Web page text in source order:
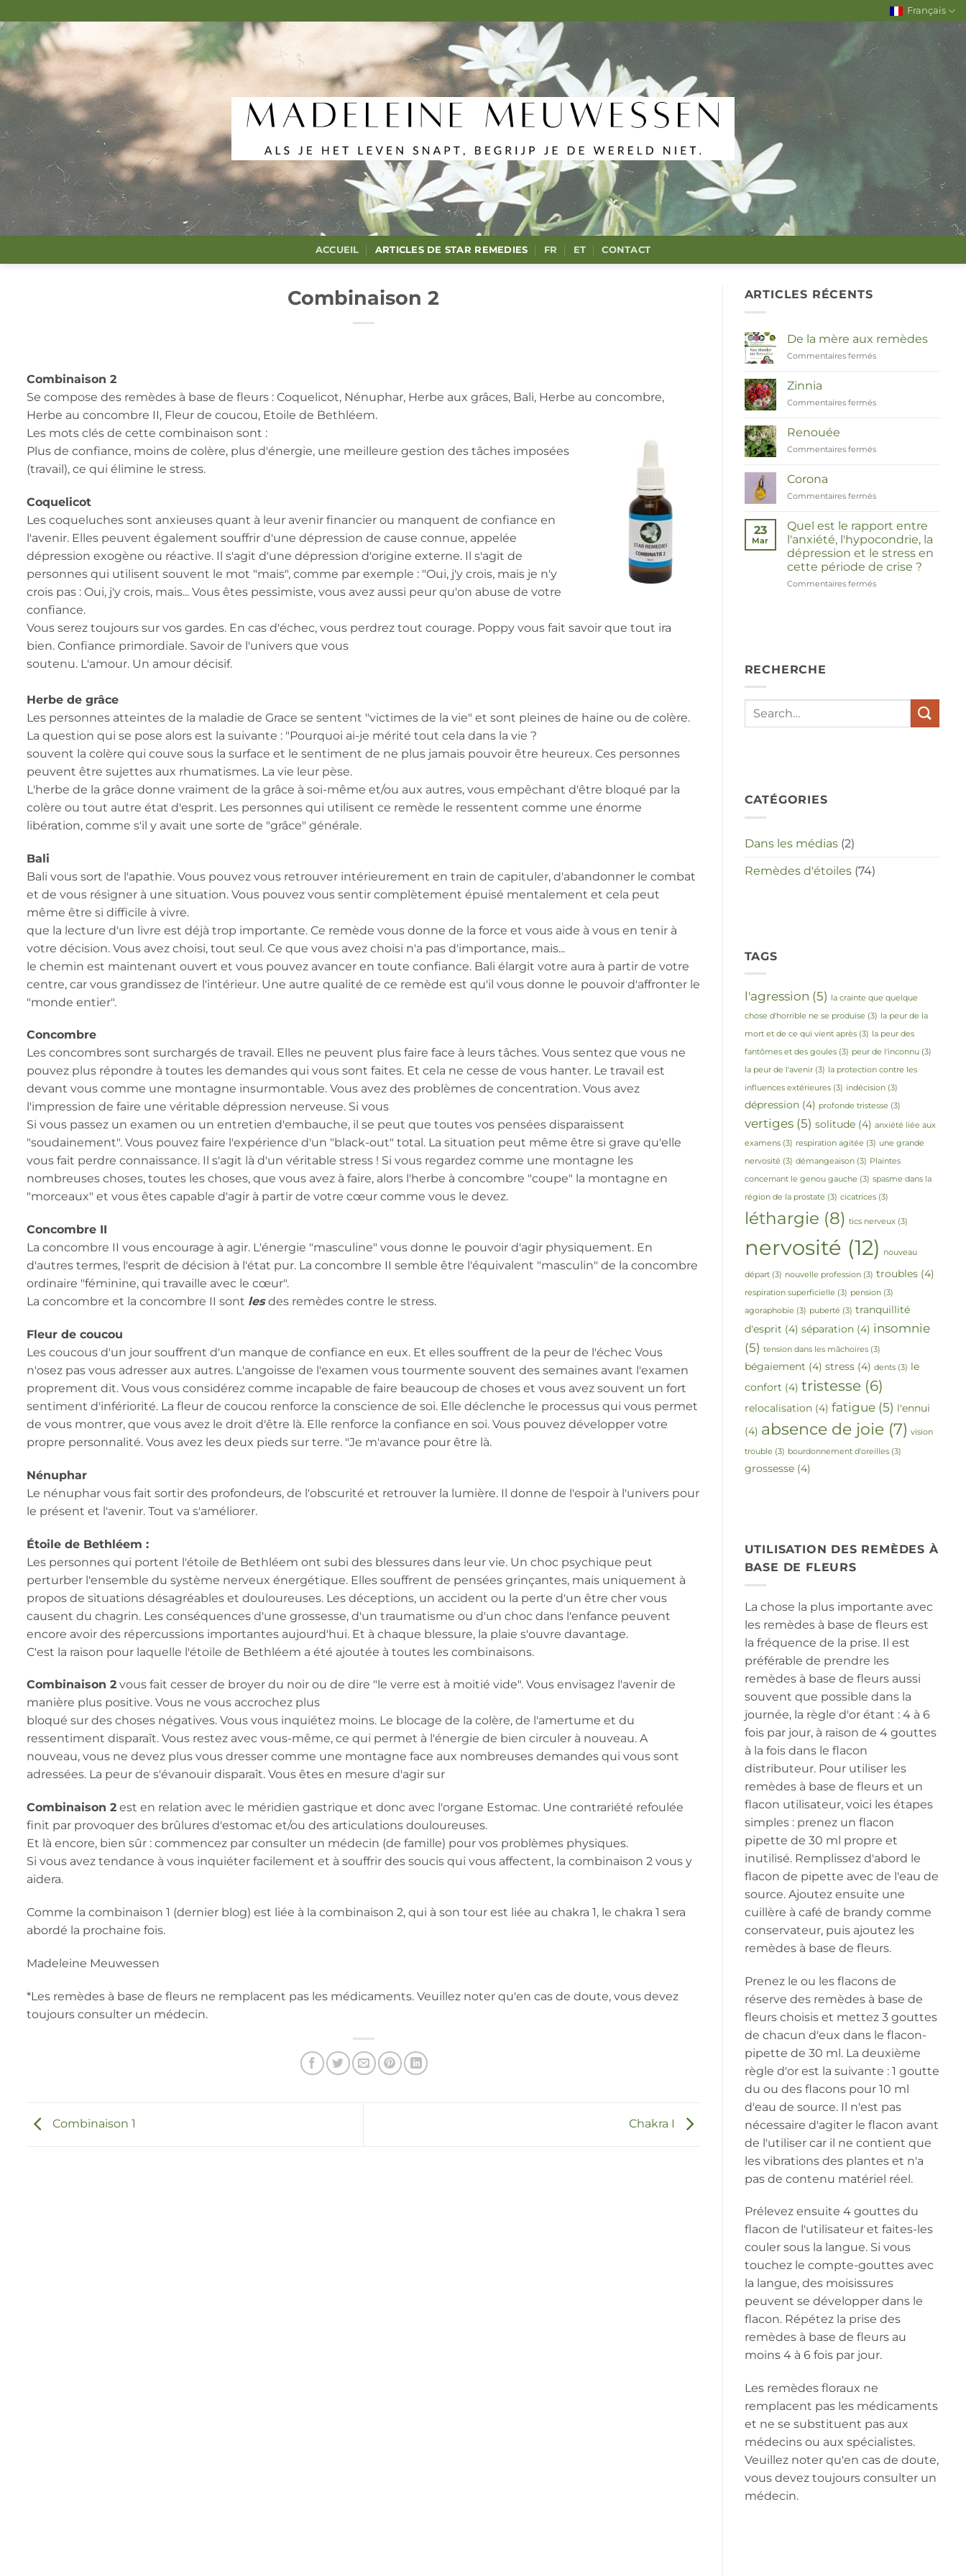
au
contenu
Français
ACCUEIL ARTICLES DE STAR REMEDIES FR ET CONTACT
Combinaison 2
Combinaison 2
Se compose des remèdes à base de fleurs : Coquelicot, Nénuphar, Herbe aux grâces, Bali, Herbe au concombre,
Herbe au concombre II, Fleur de coucou, Etoile de Bethléem.
Les mots clés de cette combinaison sont :
Plus de confiance, moins de colère, plus d'énergie, une meilleure gestion des tâches imposées
(travail), ce qui élimine le stress.
Coquelicot
Les coqueluches sont anxieuses quant à leur avenir financier ou manquent de confiance en
l'avenir. Elles peuvent également souffrir d'une dépression de cause connue, appelée
dépression exogène ou réactive. Il s'agit d'une dépression d'origine externe. Il s'agit de
personnes qui utilisent souvent le mot "mais", comme par exemple : "Oui, j'y crois, mais je n'y
crois pas : Oui, j'y crois, mais... Vous êtes pessimiste, vous avez aussi peur qu'on abuse de votre
confiance.
Vous serez toujours sur vos gardes. En cas d'échec, vous perdrez tout courage. Poppy vous fait savoir que tout ira
bien. Confiance primordiale. Savoir de l'univers que vous
soutenu. L'amour. Un amour décisif.
Herbe de grâce
Les personnes atteintes de la maladie de Grace se sentent "victimes de la vie" et sont pleines de haine ou de colère.
La question qui se pose alors est la suivante : "Pourquoi ai-je mérité tout cela dans la vie ?
souvent la colère qui couve sous la surface et le sentiment de ne plus jamais pouvoir être heureux. Ces personnes
peuvent être sujettes aux rhumatismes. La vie leur pèse.
L'herbe de la grâce donne vraiment de la grâce à soi-même et/ou aux autres, vous empêchant d'être bloqué par la
colère ou tout autre état d'esprit. Les personnes qui utilisent ce remède le ressentent comme une énorme
libération, comme s'il y avait une sorte de "grâce" générale.
Bali
Bali vous sort de l'apathie. Vous pouvez vous retrouver intérieurement en train de capituler, d'abandonner le combat
et de vous résigner à une situation. Vous pouvez vous sentir complètement épuisé mentalement et cela peut
même être si difficile à vivre.
que la lecture d'un livre est déjà trop importante. Ce remède vous donne de la force et vous aide à vous en tenir à
votre décision. Vous avez choisi, tout seul. Ce que vous avez choisi n'a pas d'importance, mais...
le chemin est maintenant ouvert et vous pouvez avancer en toute confiance. Bali élargit votre aura à partir de votre
centre, car vous grandissez de l'intérieur. Une autre qualité de ce remède est qu'il vous donne le pouvoir d'affronter le
"monde entier".
Concombre
Les concombres sont surchargés de travail. Elles ne peuvent plus faire face à leurs tâches. Vous sentez que vous ne
pouvez plus répondre à toutes les demandes qui vous sont faites. Et cela ne cesse de vous hanter. Le travail est
devant vous comme une montagne insurmontable. Vous avez des problèmes de concentration. Vous avez
l'impression de faire une véritable dépression nerveuse. Si vous
Si vous passez un examen ou un entretien d'embauche, il se peut que toutes vos pensées disparaissent
"soudainement". Vous pouvez faire l'expérience d'un "black-out" total. La situation peut même être si grave qu'elle
vous fait perdre connaissance. Il s'agit là d'un véritable stress ! Si vous regardez comme une montagne les
nombreuses choses, toutes les choses, que vous avez à faire, alors l'herbe à concombre "coupe" la montagne en
"morceaux" et vous êtes capable d'agir à partir de votre cœur comme vous le devez.
Concombre II
La concombre II vous encourage à agir. L'énergie "masculine" vous donne le pouvoir d'agir physiquement. En
d'autres termes, l'esprit de décision à l'état pur. La concombre II semble être l'équivalent "masculin" de la concombre
ordinaire "féminine, qui travaille avec le cœur".
La concombre et la concombre II sont lesdes remèdes contre le stress.
Fleur de coucou
Les coucous d'un jour souffrent d'un manque de confiance en eux. Et elles souffrent de la peur de l'échec Vous
n'osez pas vous adresser aux autres. L'angoisse de l'examen vous tourmente souvent des semaines avant l'examen
proprement dit. Vous vous considérez comme incapable de faire beaucoup de choses et vous avez souvent un fort
sentiment d'infériorité. La fleur de coucou renforce la conscience de soi. Elle déclenche le processus qui vous permet
de vous montrer, que vous avez le droit d'être là. Elle renforce la confiance en soi. Vous pouvez développer votre
propre personnalité. Vous avez les deux pieds sur terre. "Je m'avance pour être là.
Nénuphar
Le nénuphar vous fait sortir des profondeurs, de l'obscurité et retrouver la lumière. Il donne de l'espoir à l'univers pour
le présent et l'avenir. Tout va s'améliorer.
Étoile de Bethléem :
Les personnes qui portent l'étoile de Bethléem ont subi des blessures dans leur vie. Un choc psychique peut
perturber l'ensemble du système nerveux énergétique. Elles souffrent de pensées grinçantes, mais uniquement à
propos de situations désagréables et douloureuses. Les déceptions, un accident ou la perte d'un être cher vous
causent du chagrin. Les conséquences d'une grossesse, d'un traumatisme ou d'un choc dans l'enfance peuvent
encore avoir des répercussions importantes aujourd'hui. Et à chaque blessure, la plaie s'ouvre davantage.
C'est la raison pour laquelle l'étoile de Bethléem a été ajoutée à toutes les combinaisons.
Combinaison 2 vous fait cesser de broyer du noir ou de dire "le verre est à moitié vide". Vous envisagez l'avenir de
manière plus positive. Vous ne vous accrochez plus
bloqué sur des choses négatives. Vous vous inquiétez moins. Le blocage de la colère, de l'amertume et du
ressentiment disparaît. Vous restez avec vous-même, ce qui permet à l'énergie de bien circuler à nouveau. A
nouveau, vous ne devez plus vous dresser comme une montagne face aux nombreuses demandes qui vous sont
adressées. La peur de s'évanouir disparaît. Vous êtes en mesure d'agir sur
Combinaison 2 est en relation avec le méridien gastrique et donc avec l'organe Estomac. Une contrariété refoulée
finit par provoquer des brûlures d'estomac et/ou des articulations douloureuses.
Et là encore, bien sûr : commencez par consulter un médecin (de famille) pour vos problèmes physiques.
Si vous avez tendance à vous inquiéter facilement et à souffrir des soucis qui vous affectent, la combinaison 2 vous y
aidera.
Comme la combinaison 1 (dernier blog) est liée à la combinaison 2, qui à son tour est liée au chakra 1, le chakra 1 sera
abordé la prochaine fois.
Madeleine Meuwessen
*Les remèdes à base de fleurs ne remplacent pas les médicaments. Veuillez noter qu'en cas de doute, vous devez
toujours consulter un médecin.
Combinaison 1 Chakra I
ARTICLES RÉCENTS
De la mère aux remèdes
Commentaires ferméssur
Remedies
Zinnia
Commentaires ferméssur
Renouée
Commentaires ferméssur
Corona
Commentaires ferméssur
23
Mar
Quel est le rapport entre
l'anxiété, l'hypocondrie, la
dépression et le stress en
cette période de crise ?
Commentaires ferméssur
in
RECHERCHE
CATÉGORIES
Dans les médias(2)
Remèdes d'étoiles(74)
TAGS
l'agression (5)
la crainte que quelque
chose d'horrible ne se produise (3)
la peur de la
mort et de ce qui vient après(3)
la peur des
fantômes et des goules(3) peur de l'inconnu(3)
la peur de l'avenir(3)
la protection contre les
influences extérieures(3) indécision(3)
dépression(4) profonde tristesse (3)
vertiges(5) solitude(4) anxiété liée aux
examens(3) respiration agitée (3) une grande
nervosité (3) démangeaison(3) Plaintes
concernant le genou gauche (3) spasme dans la
région de la prostate (3) cicatrices(3)
léthargie (8) tics nerveux(3)
nervosité (12) nouveau
départ(3) nouvelle profession(3) troubles(4)
respiration superficielle (3) pension(3)
agoraphobie (3) puberté (3) tranquillité
d'esprit (4) séparation(4) insomnie
(5) tension dans les mâchoires(3)
bégaiement (4) stress(4) dents(3) le
confort (4) tristesse(6)
relocalisation(4) fatigue(5) l'ennui
(4) absence de joie(7) vision
trouble (3) bourdonnement d'oreilles(3)
grossesse(4)
UTILISATION DES REMÈDES À
BASE DE FLEURS
La chose la plus importante avec
les remèdes à base de fleurs est
la fréquence de la prise. Il est
préférable de prendre les
remèdes à base de fleurs aussi
souvent que possible dans la
journée, la règle d'or étant : 4 à 6
fois par jour, à raison de 4 gouttes
à la fois dans le flacon
distributeur. Pour utiliser les
remèdes à base de fleurs et un
flacon utilisateur, voici les étapes
simples : prenez un flacon
pipette de 30 ml propre et
inutilisé. Remplissez d'abord le
flacon de pipette avec de l'eau de
source. Ajoutez ensuite une
cuillère à café de brandy comme
conservateur, puis ajoutez les
remèdes à base de fleurs.
Prenez le ou les flacons de
réserve des remèdes à base de
fleurs choisis et mettez 3 gouttes
de chacun d'eux dans le flacon-
pipette de 30 ml. La deuxième
règle d'or est la suivante : 1 goutte
du ou des flacons pour 10 ml
d'eau de source. Il n'est pas
nécessaire d'agiter le flacon avant
de l'utiliser car il ne contient que
les vibrations des plantes et n'a
pas de contenu matériel réel.
Prélevez ensuite 4 gouttes du
flacon de l'utilisateur et faites-les
couler sous la langue. Si vous
touchez le compte-gouttes avec
la langue, des moisissures
peuvent se développer dans le
flacon. Répétez la prise des
remèdes à base de fleurs au
moins 4 à 6 fois par jour.
Les remèdes floraux ne
remplacent pas les médicaments
et ne se substituent pas aux
médecins ou aux spécialistes.
Veuillez noter qu'en cas de doute,
vous devez toujours consulter un
médecin.